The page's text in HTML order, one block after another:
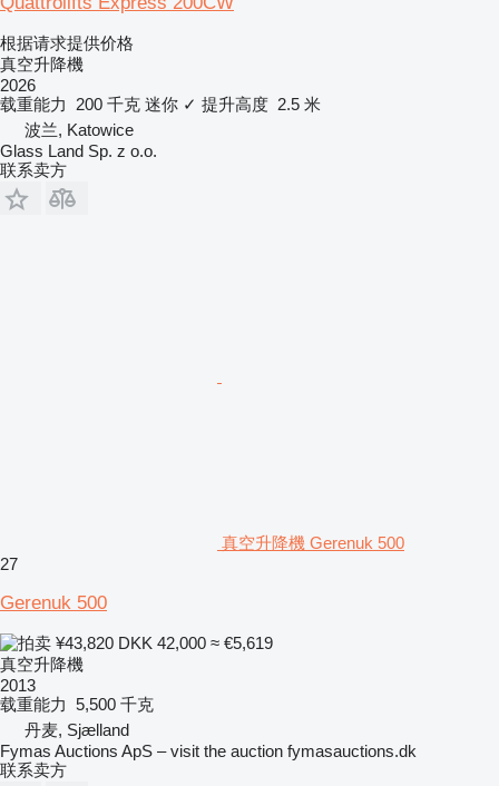
根据请求提供价格
真空升降機
2026
载重能力
200 千克 迷你 ✓ 提升高度 2.5 米
波兰, Katowice
Glass Land Sp. z o.o.
联系卖方
真空升降機 Gerenuk 500
27
Gerenuk 500
¥43,820 DKK 42,000 ≈ €5,619
真空升降機
2013
载重能力 5,500 千克
丹麦, Sjælland
Fymas Auctions ApS – visit the auction fymasauctions.dk
联系卖方